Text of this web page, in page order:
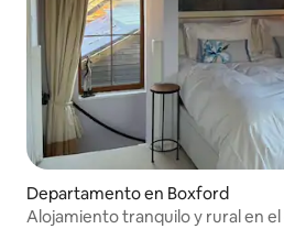
Departamento en Boxford
Alojamiento tranquilo y rural en el